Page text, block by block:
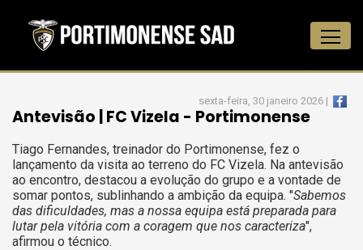
sexta-feira, 30 janeiro 2026 |
Antevisão | FC Vizela - Portimonense
Tiago Fernandes, treinador do Portimonense, fez o
lançamento da visita ao terreno do FC Vizela. Na antevisão
ao encontro, destacou a evolução do grupo e a vontade de
somar pontos, sublinhando a ambição da equipa. "Sabemos
das dificuldades, mas a nossa equipa está preparada para
lutar pela vitória com a coragem que nos caracteriza",
afirmou o técnico.